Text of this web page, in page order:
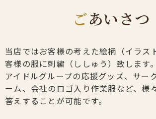
ごあいさつ
当店ではお客様の考えた絵柄（イラス
客様の服に刺繍（ししゅう）致します。
アイドルグループの応援グッズ、サー
ーム、会社のロゴ入り作業服など、様
答えすることが可能です。